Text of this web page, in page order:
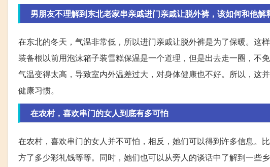
男朋友不理解到东北老家串亲戚进门亲戚让脱外裤，该如何和他
在东北的冬天，气温非常低，所以进门亲戚让脱外裤是为了保暖。这
装备根以前用泡沫箱子装雪糕保温是一个道理，但是出去走一圈，不
气温变得太高，导致室内外温差过大，对身体健康也不好。所以，这
健康习惯。
在农村，喜欢串门的女人到底有多可怕
在农村，喜欢串门的女人并不可怕，相反，她们可以得到许多信息。
方了多少彩礼钱等等。同时，她们也可以从旁人的谈话中了解到一些